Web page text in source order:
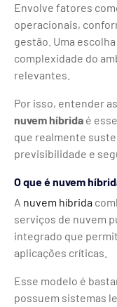
Envolve fatores
operacionais,
gestão. Uma
complexidade do
relevantes.
Por isso, entender
nuvem híbrida é
que realmente
previsibilidade e
O que é nuvem
A nuvem híbrida
serviços de nuvem
integrado que
aplicações críticas.
Esse modelo é
possuem sistemas